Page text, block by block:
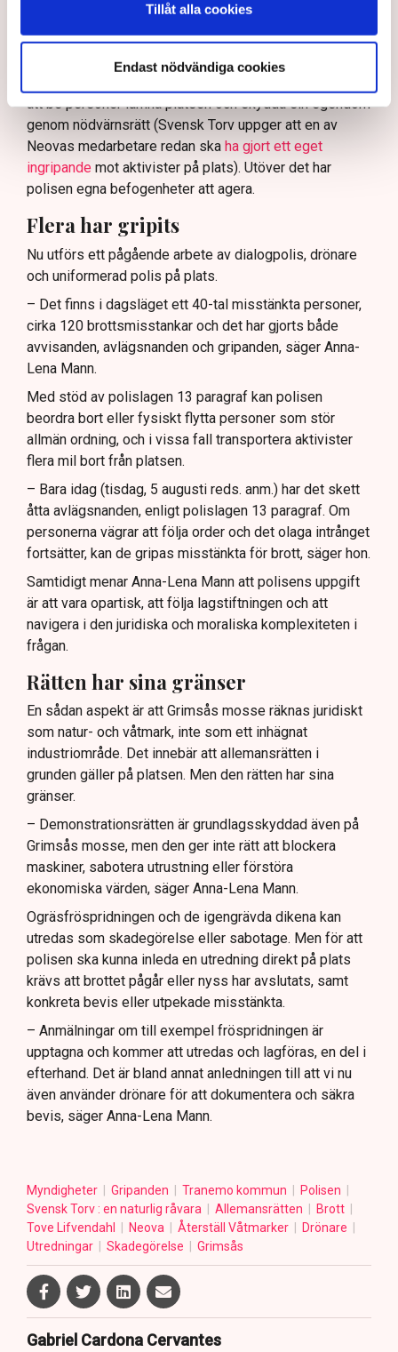
Tillåt alla cookies
Endast nödvändiga cookies
Nu svarar polisen på kritiken.
Enligt Anna-Lena Mann, polisinspektör vid
kommunikationsavdelningen i region Väst, har
att be personer lämna platsen och skydda sin egendom
genom nödvärnsrätt (Svensk Torv uppger att en av
Neovas medarbetare redan ska ha gjort ett eget
ingripande mot aktivister på plats). Utöver det har
polisen egna befogenheter att agera.
Flera har gripits
Nu utförs ett pågående arbete av dialogpolis, drönare
och uniformerad polis på plats.
– Det finns i dagsläget ett 40-tal misstänkta personer,
cirka 120 brottsmisstankar och det har gjorts både
avvisanden, avlägsnanden och gripanden, säger Anna-
Lena Mann.
Med stöd av polislagen 13 paragraf kan polisen
beordra bort eller fysiskt flytta personer som stör
allmän ordning, och i vissa fall transportera aktivister
flera mil bort från platsen.
– Bara idag (tisdag, 5 augusti reds. anm.) har det skett
åtta avlägsnanden, enligt polislagen 13 paragraf. Om
personerna vägrar att följa order och det olaga intrånget
fortsätter, kan de gripas misstänkta för brott, säger hon.
Samtidigt menar Anna-Lena Mann att polisens uppgift
är att vara opartisk, att följa lagstiftningen och att
navigera i den juridiska och moraliska komplexiteten i
frågan.
Rätten har sina gränser
En sådan aspekt är att Grimsås mosse räknas juridiskt
som natur- och våtmark, inte som ett inhägnat
industriområde. Det innebär att allemansrätten i
grunden gäller på platsen. Men den rätten har sina
gränser.
– Demonstrationsrätten är grundlagsskyddad även på
Grimsås mosse, men den ger inte rätt att blockera
maskiner, sabotera utrustning eller förstöra
ekonomiska värden, säger Anna-Lena Mann.
Ogräsfröspridningen och de igengrävda dikena kan
utredas som skadegörelse eller sabotage. Men för att
polisen ska kunna inleda en utredning direkt på plats
krävs att brottet pågår eller nyss har avslutats, samt
konkreta bevis eller utpekade misstänkta.
– Anmälningar om till exempel fröspridningen är
upptagna och kommer att utredas och lagföras, en del i
efterhand. Det är bland annat anledningen till att vi nu
även använder drönare för att dokumentera och säkra
bevis, säger Anna-Lena Mann.
Myndigheter Gripanden Tranemo kommun
Polisen
Svensk Torv : en naturlig råvara
Allemansrätten
Brott
Tove Lifvendahl
Neova Återställ Våtmarker
Drönare
Utredningar
Skadegörelse Grimsås
Gabriel Cardona Cervantes